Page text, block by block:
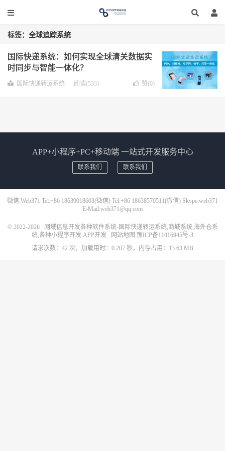
标签：全球追踪系统
国际快递系统：如何实现全球清关数据实
时同步与智能一体化？
国际快递转运系统 阅读(533) 赞(0)
APP+小程序+PC+移动端 一站式开发服务中心
联系我们 联系我们
微信:Web371 Tel:+86 18639018603(微信) Tel:+86 18638570511(微信) Skype:web371
E-Mail:web371@qq.com
© 2022-2026
网域信息开发各种软件系统-国际快递转运系统,商城系统,海外仓系
统,各种小程序开发,APP开发
网站地图 豫ICP备11016945号-3
请求次数：42 次，加载用时：0.207 秒，内存占用：13.63 MB